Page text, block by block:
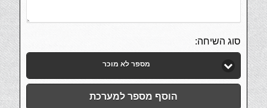
סוג השיחה:
מספר לא מוכר
הוסף מספר למערכת